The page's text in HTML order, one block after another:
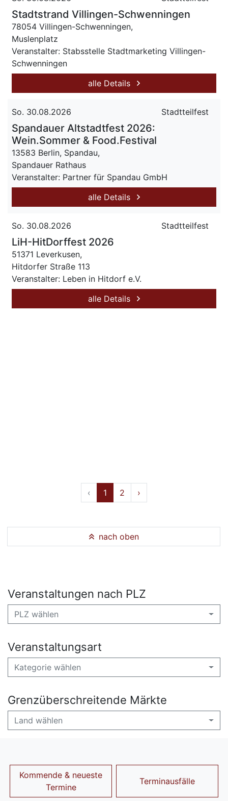
Stadtstrand Villingen-Schwenningen
78054 Villingen-Schwenningen,
Muslenplatz
Veranstalter: Stabsstelle Stadtmarketing Villingen-
Schwenningen
alle Details
So. 30.08.2026 Stadtteilfest
Spandauer Altstadtfest 2026:
Wein.Sommer & Food.Festival
13583 Berlin, Spandau,
Spandauer Rathaus
Veranstalter: Partner für Spandau GmbH
alle Details
So. 30.08.2026 Stadtteilfest
LiH-HitDorffest 2026
51371 Leverkusen,
Hitdorfer Straße 113
Veranstalter: Leben in Hitdorf e.V.
alle Details
‹ 1 2 ›
nach oben
Veranstaltungen nach PLZ
PLZ wählen
Veranstaltungsart
Kategorie wählen
Grenzüberschreitende Märkte
Land wählen
Kommende & neueste
Termine
Terminausfälle